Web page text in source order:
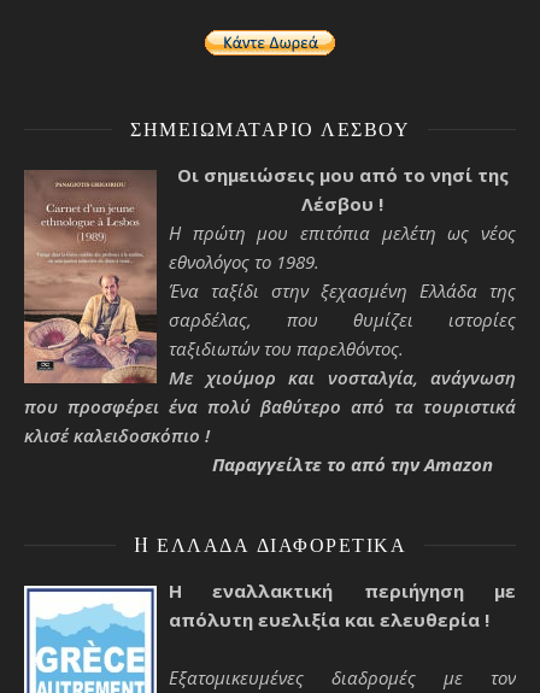
ΣΗΜΕΙΩΜΑΤΆΡΙΟ ΛΈΣΒΟΥ
Οι σημειώσεις μου από το νησί της
Λέσβου !
Η πρώτη μου επιτόπια μελέτη ως νέος
εθνολόγος το 1989.
Ένα ταξίδι στην ξεχασμένη Ελλάδα της
σαρδέλας, που θυμίζει ιστορίες
ταξιδιωτών του παρελθόντος.
Με χιούμορ και νοσταλγία, ανάγνωση
που προσφέρει ένα πολύ βαθύτερο από τα τουριστικά
κλισέ καλειδοσκόπιο !
Παραγγείλτε το από την Amazon
H ΕΛΛΆΔΑ ΔΙΑΦΟΡΕΤΙΚΆ
Η εναλλακτική περιήγηση με
απόλυτη ευελιξία και ελευθερία !
Εξατομικευμένες διαδρομές με τον